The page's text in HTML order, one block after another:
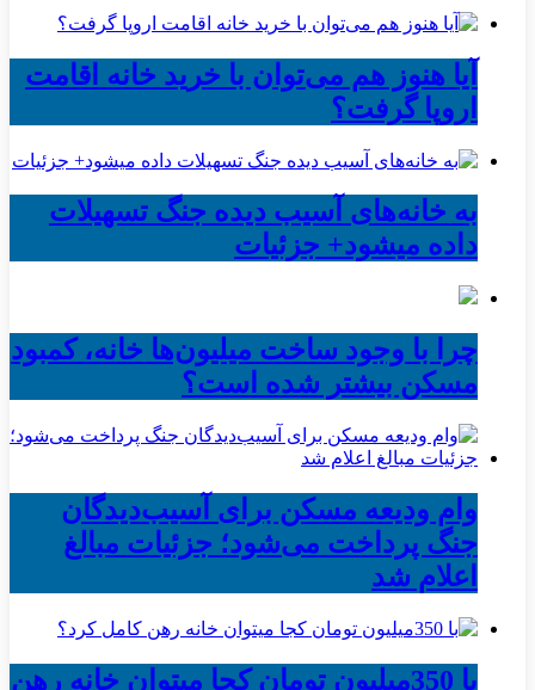
آیا هنوز هم می‌توان با خرید خانه اقامت
اروپا گرفت؟
به خانه‌های آسیب دیده جنگ تسهیلات
داده میشود+ جزئیات
چرا با وجود ساخت میلیون‌ها خانه، کمبود
مسکن بیشتر شده است؟
وام ودیعه مسکن برای آسیب‌دیدگان
جنگ پرداخت می‌شود؛ جزئیات مبالغ
اعلام شد
با 350میلیون تومان کجا میتوان خانه رهن